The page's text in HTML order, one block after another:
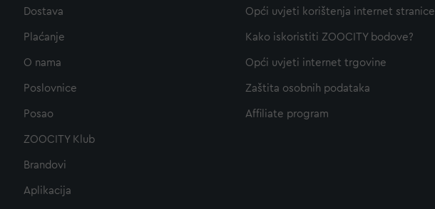
Dostava
Plaćanje
O nama
Poslovnice
Posao
ZOOCITY Klub
Brandovi
Aplikacija
Opći uvjeti korištenja internet stranice
Kako iskoristiti ZOOCITY bodove?
Opći uvjeti internet trgovine
Zaštita osobnih podataka
Affiliate program